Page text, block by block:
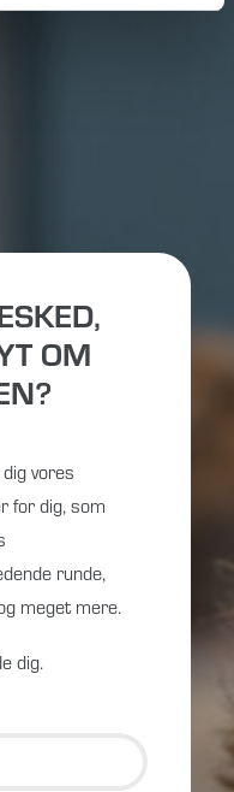
OM
vores
for dig, som
runde,
meget mere.
dig.